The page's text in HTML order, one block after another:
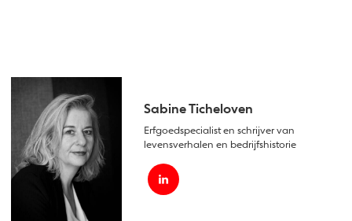
Sabine Ticheloven
Erfgoedspecialist en schrijver van
levensverhalen en bedrijfshistorie